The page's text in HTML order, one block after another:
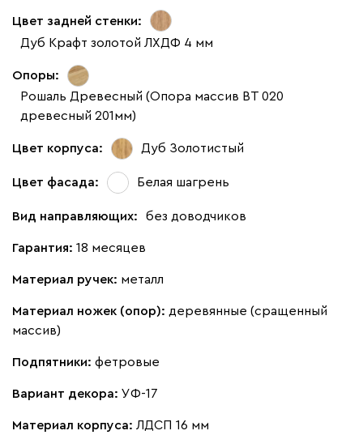
Цвет задней стенки:
Дуб Крафт золотой ЛХДФ 4 мм
Опоры:
Рошаль Древесный (Опора массив ВТ 020
древесный 201мм)
Цвет корпуса: Дуб Золотистый
Цвет фасада: Белая шагрень
Вид направляющих: без доводчиков
Гарантия: 18 месяцев
Материал ручек: металл
Материал ножек (опор): деревянные (сращенный
массив)
Подпятники: фетровые
Вариант декора: УФ-17
Материал корпуса: ЛДСП 16 мм